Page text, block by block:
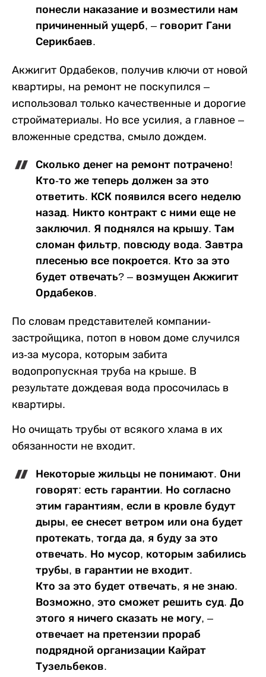
понесли наказание и возместили нам
причиненный ущерб, ‒ говорит Гани
Серикбаев.
Акжигит Ордабеков, получив ключи от новой
квартиры, на ремонт не поскупился –
использовал только качественные и дорогие
стройматериалы. Но все усилия, а главное –
вложенные средства, смыло дождем.
Сколько денег на ремонт потрачено!
Кто-то же теперь должен за это
ответить. КСК появился всего неделю
назад. Никто контракт с ними еще не
заключил. Я поднялся на крышу. Там
сломан фильтр, повсюду вода. Завтра
плесенью все покроется. Кто за это
будет отвечать? ‒ возмущен Акжигит
Ордабеков.
По словам представителей компании-
застройщика, потоп в новом доме случился
из-за мусора, которым забита
водопропускная труба на крыше. В
результате дождевая вода просочилась в
квартиры.
Но очищать трубы от всякого хлама в их
обязанности не входит.
Некоторые жильцы не понимают. Они
говорят: есть гарантии. Но согласно
этим гарантиям, если в кровле будут
дыры, ее снесет ветром или она будет
протекать, тогда да, я буду за это
отвечать. Но мусор, которым забились
трубы, в гарантии не входит.
Кто за это будет отвечать, я не знаю.
Возможно, это сможет решить суд. До
этого я ничего сказать не могу, ‒
отвечает на претензии прораб
подрядной организации Кайрат
Тузельбеков.